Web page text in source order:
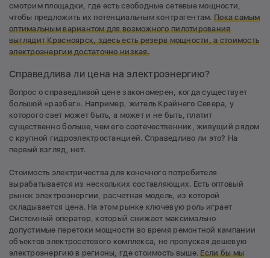
смотрим площадки, где есть свободные сетевые мощности,
чтобы предложить их потенциальным контрагентам. Пока самым
оптимальным вариантом для возможного пилотирования
выглядит Красноярск, здесь есть резерв мощности, а стоимость
электроэнергии достаточно низкая.
Справедлива ли цена на электроэнергию?
Вопрос о справедливой цене закономерен, когда существует
большой «разбег». Например, житель Крайнего Севера, у
которого свет может быть, а может и не быть, платит
существенно больше, чем его соотечественник, живущий рядом
с крупной гидроэлектростанцией. Справедливо ли это? На
первый взгляд, нет.
Стоимость электричества для конечного потребителя
вырабатывается из нескольких составляющих. Есть оптовый
рынок электроэнергии, расчетная модель, из которой
складывается цена. На этом рынке ключевую роль играет
Системный оператор, который снижает максимально
допустимые перетоки мощности во время ремонтной кампании
объектов электросетевого комплекса, не пропуская дешевую
электроэнергию в регионы, где стоимость выше.Если бы мы